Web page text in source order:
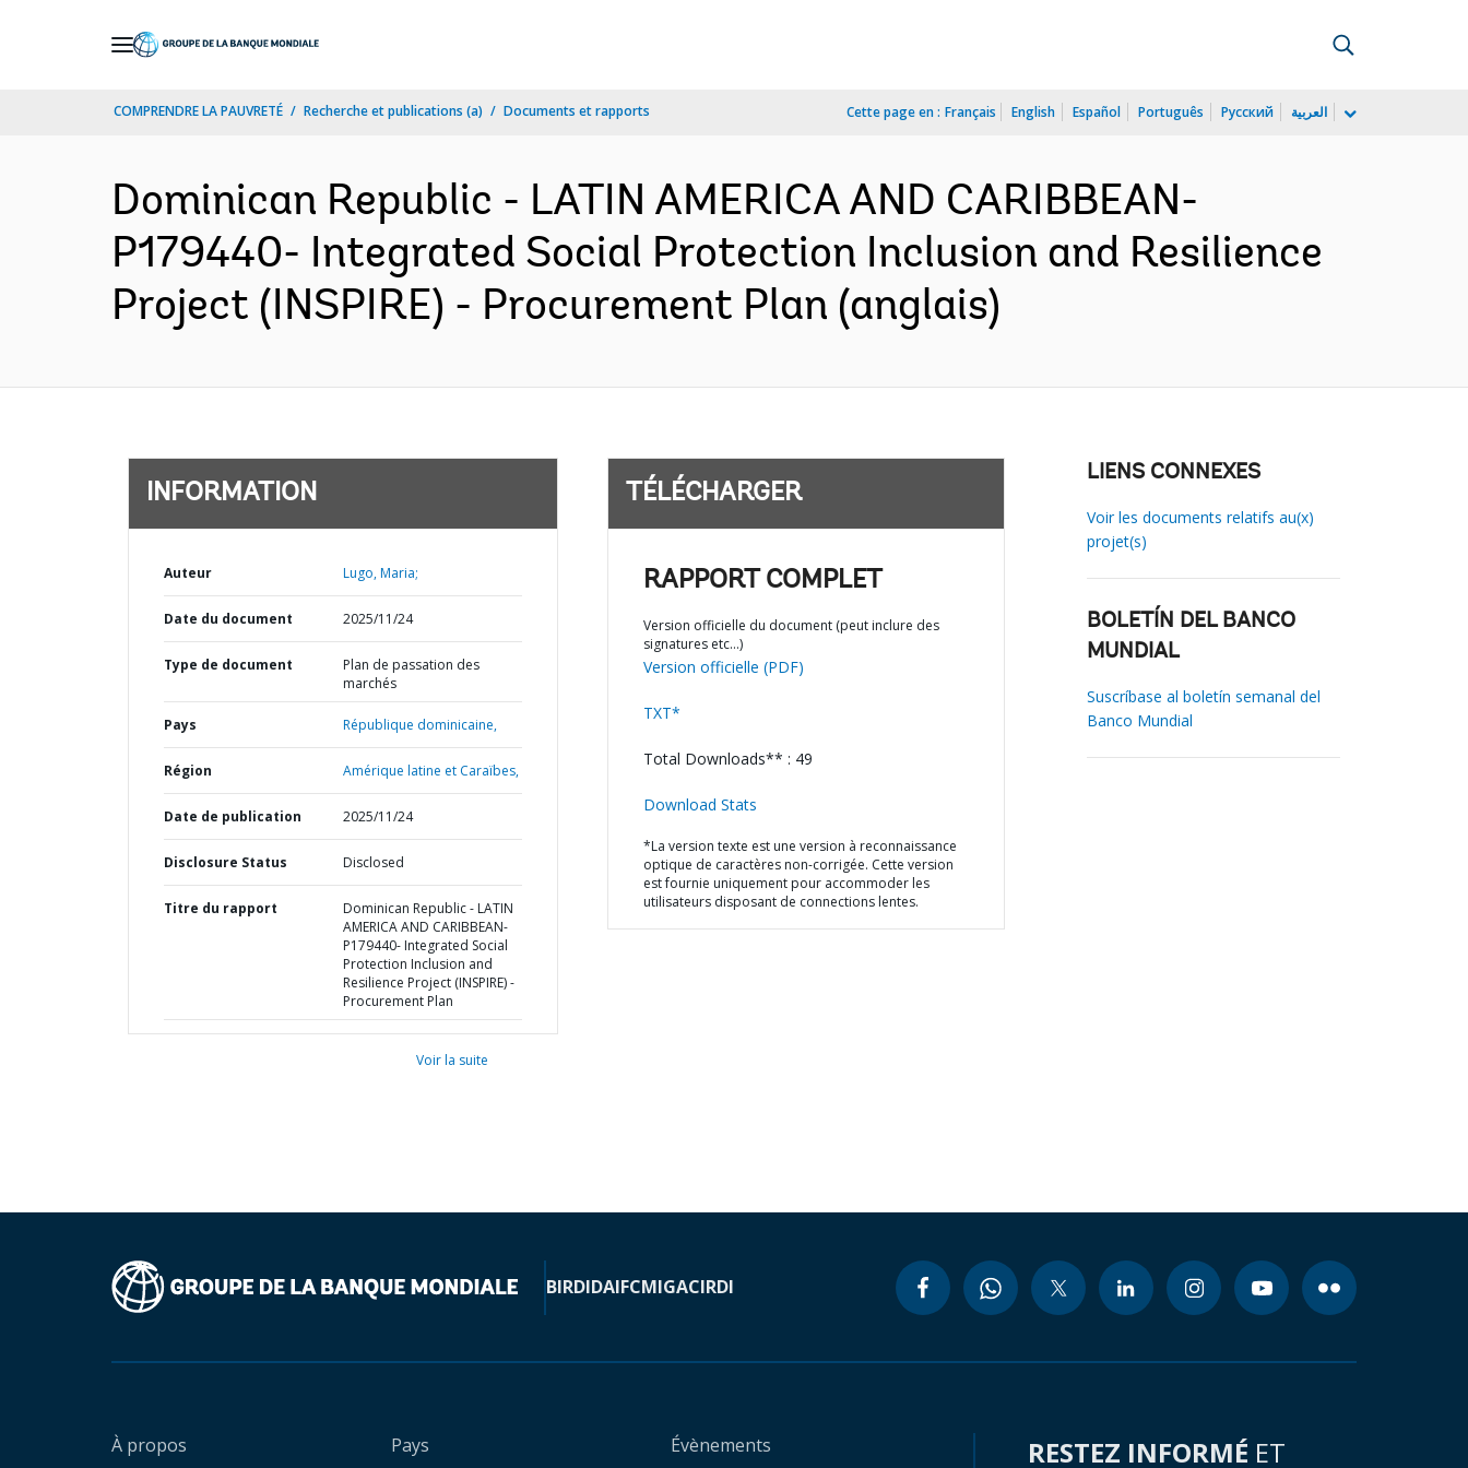
COMPRENDRE LA PAUVRETÉ Recherche et publications (a) Documents et rapports Cette page en : Français English Español Português Русский العربية
Dominican Republic - LATIN AMERICA AND CARIBBEAN-
P179440- Integrated Social Protection Inclusion and Resilience
Project (INSPIRE) - Procurement Plan (anglais)
INFORMATION
Auteur Lugo, Maria;
Date du document 2025/11/24
Type de document
Plan de passation des
marchés
Pays République dominicaine,
Région Amérique latine et Caraïbes,
Date de publication 2025/11/24
Disclosure Status Disclosed
Titre du rapport
Dominican Republic - LATIN
AMERICA AND CARIBBEAN-
P179440- Integrated Social
Protection Inclusion and
Resilience Project (INSPIRE) -
Procurement Plan
Voir la suite
TÉLÉCHARGER
RAPPORT COMPLET
Version officielle du document (peut inclure des
signatures etc…)
Version officielle (PDF)
TXT*
Total Downloads** : 49
Download Stats
*La version texte est une version à reconnaissance
optique de caractères non-corrigée. Cette version
est fournie uniquement pour accommoder les
utilisateurs disposant de connections lentes.
LIENS CONNEXES
Voir les documents relatifs au(x)
projet(s)
BOLETÍN DEL BANCO
MUNDIAL
Suscríbase al boletín semanal del
Banco Mundial
BIRDIDAIFCMIGACIRDI
À propos Pays Évènements RESTEZ INFORMÉ ET